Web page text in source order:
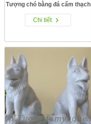
Tượng chó bằng đá cẩm thạch
Chi tiết